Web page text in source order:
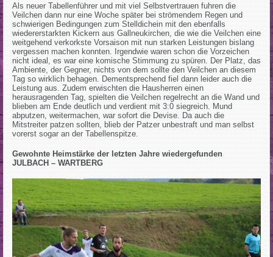
Als neuer Tabellenführer und mit viel Selbstvertrauen fuhren die
Veilchen dann nur eine Woche später bei strömendem Regen und
schwierigen Bedingungen zum Stelldichein mit den ebenfalls
wiedererstarkten Kickern aus Gallneukirchen, die wie die Veilchen eine
weitgehend verkorkste Vorsaison mit nun starken Leistungen bislang
vergessen machen konnten. Irgendwie waren schon die Vorzeichen
nicht ideal, es war eine komische Stimmung zu spüren. Der Platz, das
Ambiente, der Gegner, nichts von dem sollte den Veilchen an diesem
Tag so wirklich behagen. Dementsprechend fiel dann leider auch die
Leistung aus. Zudem erwischten die Hausherren einen
herausragenden Tag, spielten die Veilchen regelrecht an die Wand und
blieben am Ende deutlich und verdient mit 3:0 siegreich. Mund
abputzen, weitermachen, war sofort die Devise. Da auch die
Mitstreiter patzen sollten, blieb der Patzer unbestraft und man selbst
vorerst sogar an der Tabellenspitze.
Gewohnte Heimstärke der letzten Jahre wiedergefunden
JULBACH – WARTBERG